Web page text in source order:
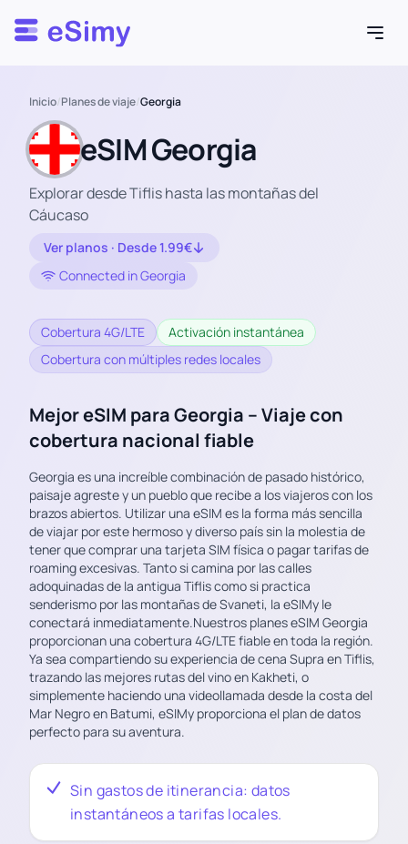
Esimy
Inicio/Planes de viaje/Georgia
eSIM Georgia
Explorar desde Tiflis hasta las montañas del
Cáucaso
Ver planos · Desde 1.99€
Connected in Georgia
Cobertura 4G/LTE
Activación instantánea
Cobertura con múltiples redes locales
Mejor eSIM para Georgia – Viaje con
cobertura nacional fiable
Georgia es una increíble combinación de pasado histórico,
paisaje agreste y un pueblo que recibe a los viajeros con los
brazos abiertos. Utilizar una eSIM es la forma más sencilla
de viajar por este hermoso y diverso país sin la molestia de
tener que comprar una tarjeta SIM física o pagar tarifas de
roaming excesivas. Tanto si camina por las calles
adoquinadas de la antigua Tiflis como si practica
senderismo por las montañas de Svaneti, la eSIMy le
conectará inmediatamente.Nuestros planes eSIM Georgia
proporcionan una cobertura 4G/LTE fiable en toda la región.
Ya sea compartiendo su experiencia de cena Supra en Tiflis,
trazando las mejores rutas del vino en Kakheti, o
simplemente haciendo una videollamada desde la costa del
Mar Negro en Batumi, eSIMy proporciona el plan de datos
perfecto para su aventura.
Sin gastos de itinerancia: datos
instantáneos a tarifas locales.